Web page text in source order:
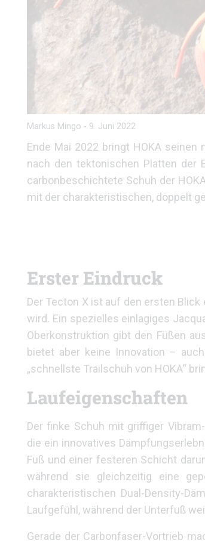
Markus Mingo - 9. Juni 2022
Ende Mai 2022 bringt HOKA
nach den tektonischen Platten der
carbonbeschichtete Schuh der
mit der charakteristischen, doppelt
Erster Eindruck
Der Tecton X ist auf den ersten
wird. Ein spezielles einlagiges
Oberkonstruktion gibt den Füßen
bietet aber keine Innovation –
„schnellste Trailschuh von HOKA“
Laufeigenschaften
Der finke Schuh mit griffiger
die ein innovatives
Fuß und einer festeren Schicht
während sie gleichzeitig eine
charakteristischen Dual-Density-
Laufgefühl, während der Unterfuß
Gerade der Carbonfaser-Vortrieb